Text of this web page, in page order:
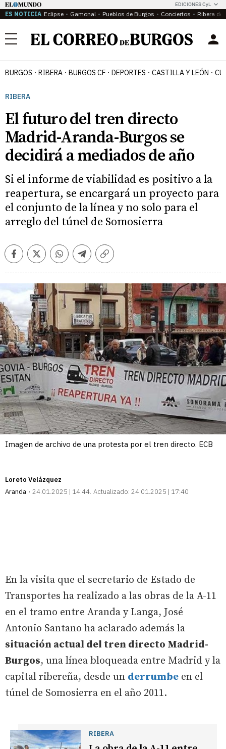
EDICIONES CyL
ES NOTICIA Eclipse Gamonal Pueblos de Burgos Conciertos Ribera del
Menú
BURGOS RIBERA BURGOS CF DEPORTES CASTILLA Y LEÓN
RIBERA
El futuro del tren directo
Madrid-Aranda-Burgos se
decidirá a mediados de año
Si el informe de viabilidad es positivo a la
reapertura, se encargará un proyecto para
el conjunto de la línea y no solo para el
arreglo del túnel de Somosierra
FacebookTwitterWhatsappTelegramCopiar
Imagen de archivo de una protesta por el tren directo. ECB
Loreto Velázquez
Aranda
24.01.2025 | 14:44 Actualizado: 24.01.2025 | 17:40
En la visita que el secretario de Estado de
Transportes ha realizado a las obras de la A-11
en el tramo entre Aranda y Langa, José
Antonio Santano ha aclarado además la
situación actual del tren directo Madrid-
Burgos, una línea bloqueada entre Madrid y la
capital ribereña, desde un derrumbe en el
túnel de Somosierra en el año 2011.
RIBERA